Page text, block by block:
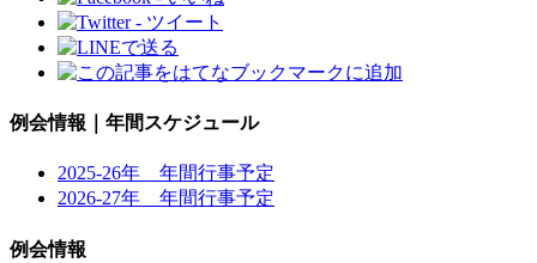
例会情報｜年間スケジュール
2025-26年 年間行事予定
2026-27年 年間行事予定
例会情報